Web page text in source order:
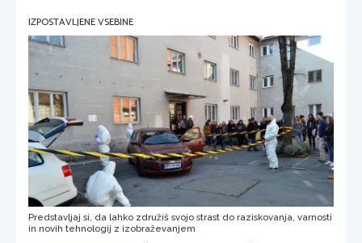
IZPOSTAVLJENE VSEBINE
Predstavljaj si, da lahko združiš svojo strast do raziskovanja, varnosti
in novih tehnologij z izobraževanjem